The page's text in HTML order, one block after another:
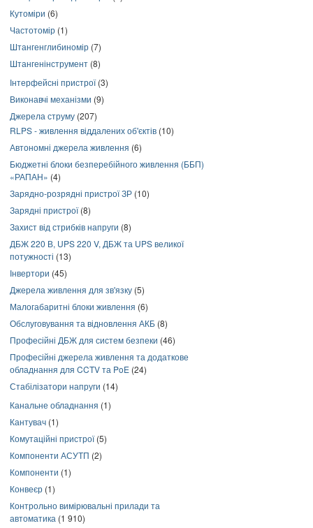
Кутоміри (6)
Частотомір (1)
Штангенглибиномір (7)
Штангенінструмент (8)
Інтерфейсні пристрої(3)
Виконавчі механізми (9)
Джерела струму (207)
RLPS - живлення віддалених об'єктів (10)
Автономні джерела живлення (6)
Бюджетні блоки безперебійного живлення (ББП)
«РАПАН» (4)
Зарядно-розрядні пристрої ЗР (10)
Зарядні пристрої(8)
Захист від стрибків напруги (8)
ДБЖ 220 В, UPS 220 V, ДБЖ та UPS великої
потужності (13)
Інвертори (45)
Джерела живлення для зв'язку (5)
Малогабаритні блоки живлення (6)
Обслуговування та відновлення АКБ (8)
Професійні ДБЖ для систем безпеки (46)
Професійні джерела живлення та додаткове
обладнання для CCTV та PoE (24)
Стабілізатори напруги (14)
Канальне обладнання (1)
Кантувач (1)
Комутаційні пристрої(5)
Компоненти АСУТП (2)
Компоненти (1)
Конвеєр (1)
Контрольно вимірювальні прилади та
автоматика (1 910)